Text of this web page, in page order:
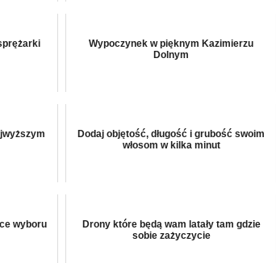
Wypoczynek w pięknym Kazimierzu
Dolnym
Dodaj objętość, długość i grubość swoim
włosom w kilka minut
wyboru
Drony które będą wam latały tam gdzie
sobie zażyczycie